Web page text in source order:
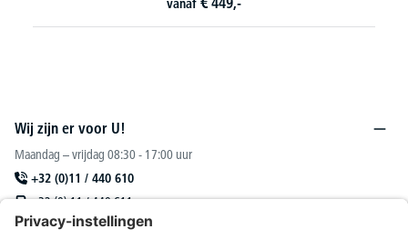
vanaf
Wij zijn er voor U!
Maandag – vrijdag 08:30 - 17:00 uur
+32 (0)11 / 440 610
+32 (0) 11 / 440 611
sales@deskin.be